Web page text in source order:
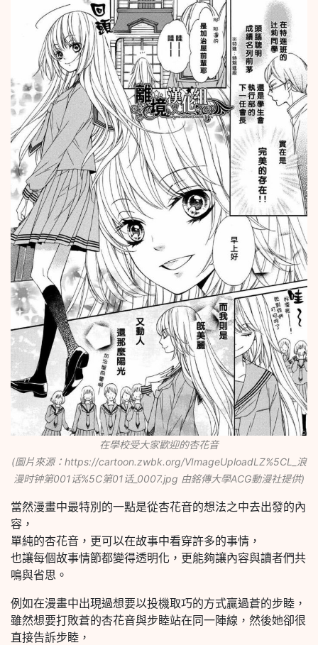
在學校受大家歡迎的杏花音
(圖片來源：https://cartoon.zwbk.org/VImageUploadLZ%5CL_浪
漫时钟第001话%5C第01话_0007.jpg 由銘傳大學ACG動漫社提供)
當然漫畫中最特別的一點是從杏花音的想法之中去出發的內
容，
單純的杏花音，更可以在故事中看穿許多的事情，
也讓每個故事情節都變得透明化，更能夠讓內容與讀者們共
鳴與省思。
例如在漫畫中出現過想要以投機取巧的方式贏過蒼的步睦，
雖然想要打敗蒼的杏花音與步睦站在同一陣線，然後她卻很
直接告訴步睦，